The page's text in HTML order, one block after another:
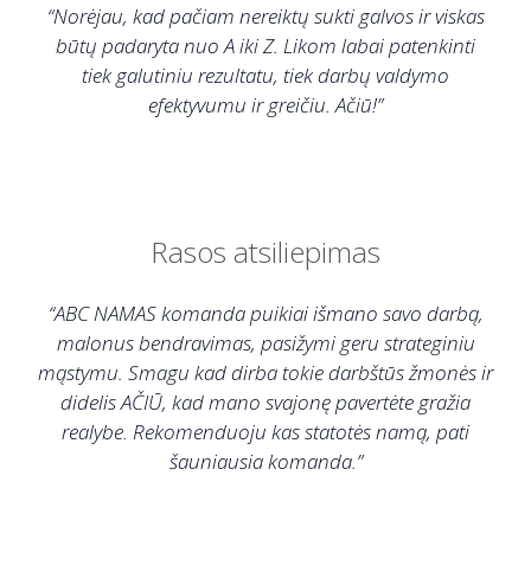
“Norėjau, kad pačiam nereiktų sukti galvos ir viskas
būtų padaryta nuo A iki Z. Likom labai patenkinti
tiek galutiniu rezultatu, tiek darbų valdymo
efektyvumu ir greičiu. Ačiū!”
Rasos atsiliepimas
“ABC NAMAS komanda puikiai išmano savo darbą,
malonus bendravimas, pasižymi geru strateginiu
mąstymu. Smagu kad dirba tokie darbštūs žmonės ir
didelis AČIŪ, kad mano svajonę pavertėte gražia
realybe. Rekomenduoju kas statotės namą, pati
šauniausia komanda.”